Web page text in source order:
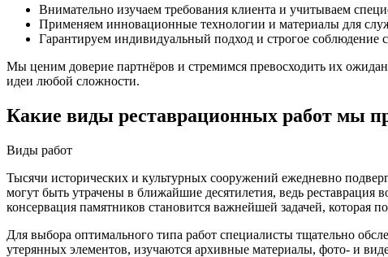
Внимательно изучаем требования клиента и учитываем
Применяем инновационные технологии и материалы для
Гарантируем индивидуальный подход и строгое соблюдение
Мы ценим доверие партнёров и стремимся превосходить их
идеи любой сложности.
Какие виды реставрационных работ мы
Виды работ
Тысячи исторических и культурных сооружений ежедневно
могут быть утрачены в ближайшие десятилетия, ведь
консервация памятников становится важнейшей задачей,
Для выбора оптимального типа работ специалисты тщательно
утерянных элементов, изучаются архивные материалы, фото- и